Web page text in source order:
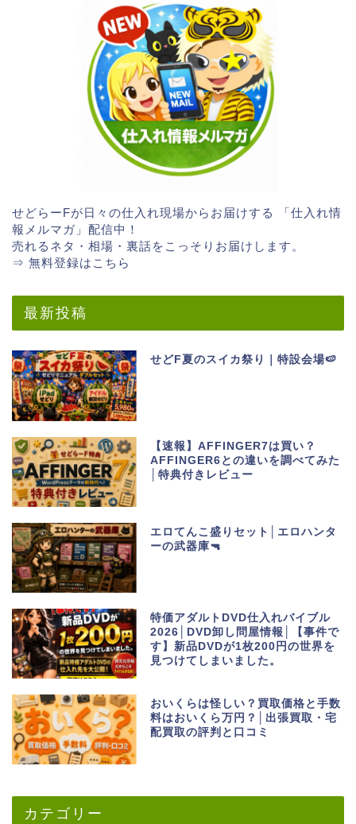
せどらーFが日々の仕入れ現場からお届けする 「仕入れ情
報メルマガ」配信中！
売れるネタ・相場・裏話をこっそりお届けします。
⇒ 無料登録はこちら
最新投稿
せどF夏のスイカ祭り｜特設会場🍉
【速報】AFFINGER7は買い？
AFFINGER6との違いを調べてみた
│特典付きレビュー
エロてんこ盛りセット│エロハンタ
ーの武器庫🔫
特価アダルトDVD仕入れバイブル
2026│DVD卸し問屋情報│【事件で
す】新品DVDが1枚200円の世界を
見つけてしまいました。
おいくらは怪しい？買取価格と手数
料はおいくら万円？│出張買取・宅
配買取の評判と口コミ
カテゴリー